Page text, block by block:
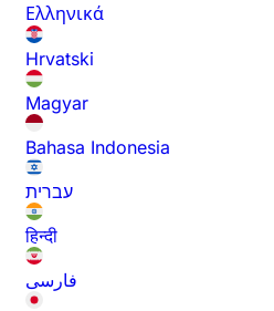
Ελληνικά
Hrvatski
Magyar
Bahasa Indonesia
עברית
हिन्दी
فارسی